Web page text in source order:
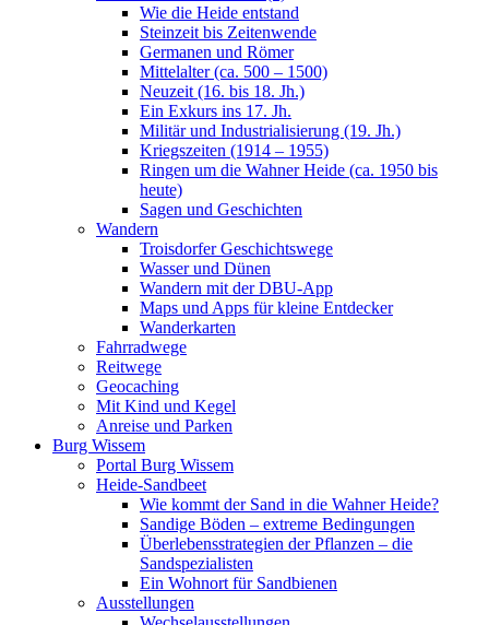
Wie die Heide entstand
Steinzeit bis Zeitenwende
Germanen und Römer
Mittelalter (ca. 500 – 1500)
Neuzeit (16. bis 18. Jh.)
Ein Exkurs ins 17. Jh.
Militär und Industrialisierung (19. Jh.)
Kriegszeiten (1914 – 1955)
Ringen um die Wahner Heide (ca. 1950 bis
heute)
Sagen und Geschichten
Wandern
Troisdorfer Geschichtswege
Wasser und Dünen
Wandern mit der DBU-App
Maps und Apps für kleine Entdecker
Wanderkarten
Fahrradwege
Reitwege
Geocaching
Mit Kind und Kegel
Anreise und Parken
Burg Wissem
Portal Burg Wissem
Heide-Sandbeet
Wie kommt der Sand in die Wahner Heide?
Sandige Böden – extreme Bedingungen
Überlebensstrategien der Pflanzen – die
Sandspezialisten
Ein Wohnort für Sandbienen
Ausstellungen